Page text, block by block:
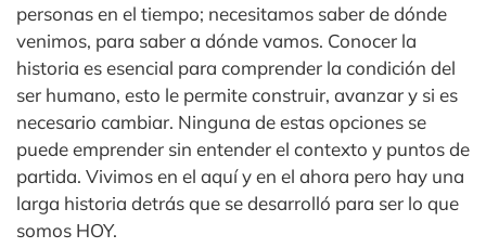
personas en el tiempo; necesitamos saber de dónde
venimos, para saber a dónde vamos. Conocer la
historia es esencial para comprender la condición del
ser humano, esto le permite construir, avanzar y si es
necesario cambiar. Ninguna de estas opciones se
puede emprender sin entender el contexto y puntos de
partida. Vivimos en el aquí y en el ahora pero hay una
larga historia detrás que se desarrolló para ser lo que
somos HOY.